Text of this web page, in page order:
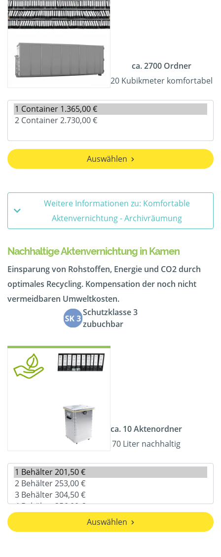
ca. 2700 Ordner
20 Kubikmeter komfortabel
Auswählen
Weitere Informationen zu: Komfortable
Aktenvernichtung - Archivräumung
Nachhaltige Aktenvernichtung in Kamen
Einsparung von Rohstoffen, Energie und CO2 durch
optimales Recycling. Kompensation der noch nicht
vermeidbaren Umweltkosten.
Schutzklasse 3
zubuchbar
ca. 10 Aktenordner
70 Liter nachhaltig
Auswählen